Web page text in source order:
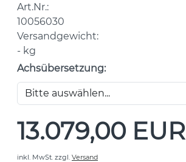
Art.Nr.:
10056030
Versandgewicht:
- kg
Achsübersetzung:
13.079,00 EUR
inkl. MwSt. zzgl. Versand